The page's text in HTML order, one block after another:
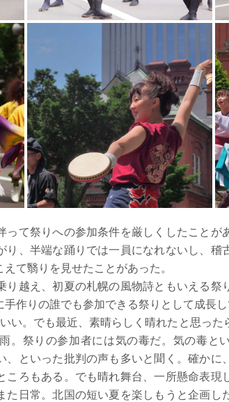
って祭りへの参加条件を厳しくしたことが
り、半端な踊りでは一員になれないし、稽
て翳りを見せたことがあった。
り越え、初夏の札幌の風物詩ともいえる祭
作りの誰でも参加できる祭りとして成長し
い。でも最近、素晴らしく晴れたと思った
。祭りの参加者には気の毒だ。気の毒と
、といった批判の声も多いと聞く。確かに
ころもある。でも晴れ舞台、一所懸命表現
た日常。北国の短い夏を楽しもうと企画し